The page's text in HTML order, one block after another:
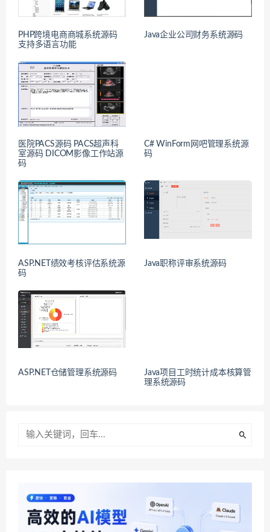
PHP跨境电商商城系统源码
支持多语言功能
Java企业公司财务系统源码
医院PACS源码 PACS超声科
室源码 DICOM影像工作站源
码
C# WinForm网吧管理系统源
码
ASP.NET绩效考核评估系统源
码
Java职称评审系统源码
ASP.NET仓储管理系统源码
Java项目工时统计成本核算管
理系统源码